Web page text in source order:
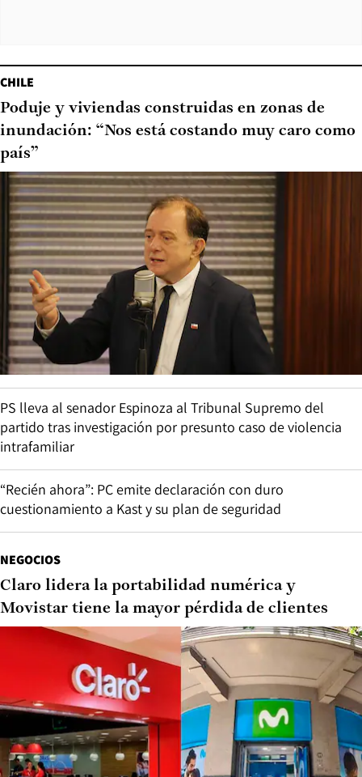
CHILE
Poduje y viviendas construidas en zonas de
inundación: “Nos está costando muy caro como
país”
PS lleva al senador Espinoza al Tribunal Supremo del
partido tras investigación por presunto caso de violencia
intrafamiliar
“Recién ahora”: PC emite declaración con duro
cuestionamiento a Kast y su plan de seguridad
NEGOCIOS
Claro lidera la portabilidad numérica y
Movistar tiene la mayor pérdida de clientes